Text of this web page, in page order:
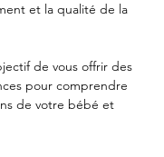
et la qualité de la
de vous offrir des
pour comprendre
de votre bébé et